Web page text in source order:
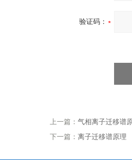
验证码：
上一篇： 气相离子迁移谱
下一篇： 离子迁移谱原理